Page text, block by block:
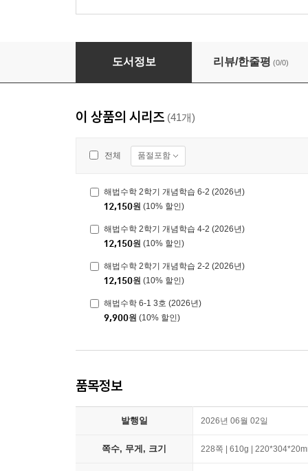
해법수학 2학기 개념학습 6-2 (2026년)
도서정보 리뷰/한줄평 (0/0)
이 상품의 시리즈 (41개)
전체 품절포함
해법수학 2학기 개념학습 6-2 (2026년)
12,150원 (10% 할인)
해법수학 2학기 개념학습 4-2 (2026년)
12,150원 (10% 할인)
해법수학 2학기 개념학습 2-2 (2026년)
12,150원 (10% 할인)
해법수학 6-1 3호 (2026년)
9,900원 (10% 할인)
품목정보
발행일 2026년 06월 02일
쪽수, 무게, 크기 228쪽 | 610g |